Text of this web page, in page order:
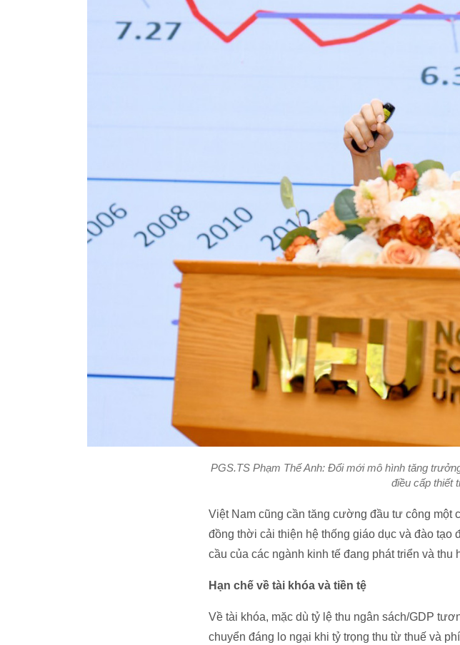
PGS.TS Phạm Thế Anh: Đổi mới mô hình tăng
điều cấp thiết
Việt Nam cũng cần tăng cường đầu tư công một
đồng thời cải thiện hệ thống giáo dục và đào
cầu của các ngành kinh tế đang phát triển và
Hạn chế về tài khóa và tiền tệ
Về tài khóa, mặc dù tỷ lệ thu ngân sách/GDP
chuyển đáng lo ngại khi tỷ trọng thu từ thuế và